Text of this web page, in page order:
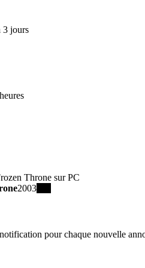
3 jours
2003
pour chaque nouvelle